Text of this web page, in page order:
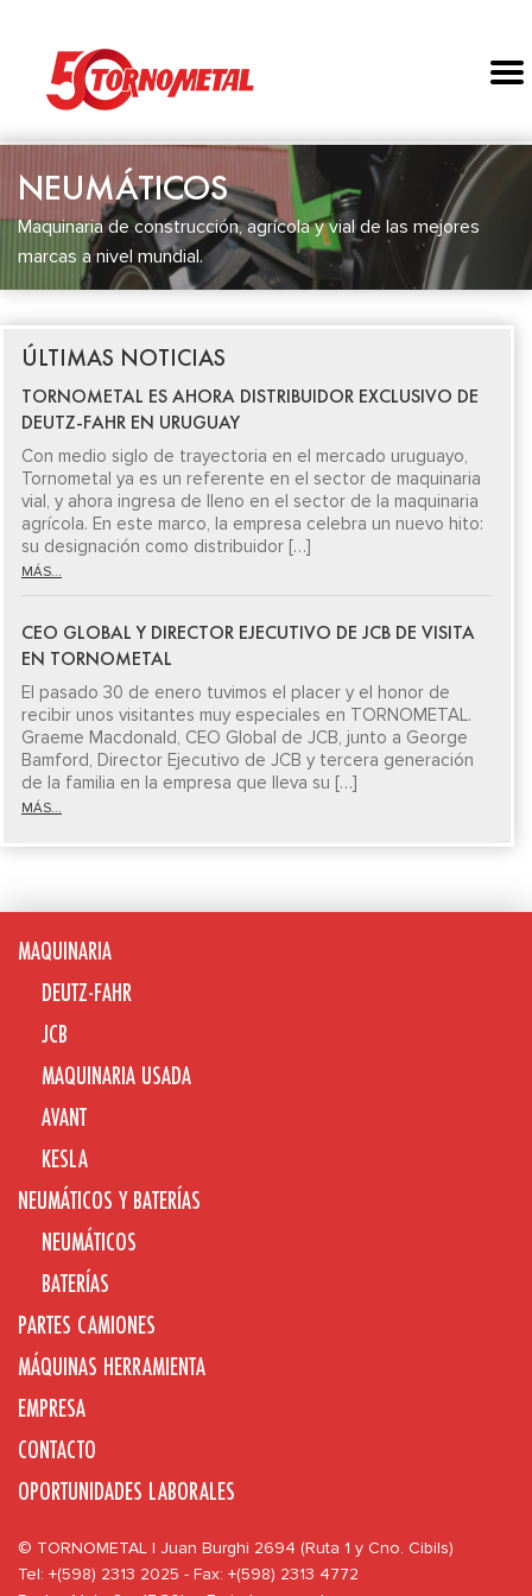
NEUMÁTICOS
Maquinaria de construcción, agrícola y vial de las mejores
marcas a nivel mundial.
ÚLTIMAS NOTICIAS
TORNOMETAL ES AHORA DISTRIBUIDOR EXCLUSIVO DE
DEUTZ-FAHR EN URUGUAY
Con medio siglo de trayectoria en el mercado uruguayo,
Tornometal ya es un referente en el sector de maquinaria
vial, y ahora ingresa de lleno en el sector de la maquinaria
agrícola. En este marco, la empresa celebra un nuevo hito:
su designación como distribuidor […]
MÁS...
CEO GLOBAL Y DIRECTOR EJECUTIVO DE JCB DE VISITA
EN TORNOMETAL
El pasado 30 de enero tuvimos el placer y el honor de
recibir unos visitantes muy especiales en TORNOMETAL.
Graeme Macdonald, CEO Global de JCB, junto a George
Bamford, Director Ejecutivo de JCB y tercera generación
de la familia en la empresa que lleva su […]
MÁS...
MAQUINARIA
DEUTZ-FAHR
JCB
MAQUINARIA USADA
AVANT
KESLA
NEUMÁTICOS Y BATERÍAS
NEUMÁTICOS
BATERÍAS
PARTES CAMIONES
MÁQUINAS HERRAMIENTA
EMPRESA
CONTACTO
OPORTUNIDADES LABORALES
© TORNOMETAL | Juan Burghi 2694 (Ruta 1 y Cno. Cibils)
Tel: +(598) 2313 2025 - Fax: +(598) 2313 4772